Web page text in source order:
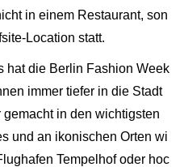
in einem Restaurant, son
Location statt.
hat die Berlin Fashion Week
immer tiefer in die Stadt
in den wichtigsten
und an ikonischen Orten wi
Tempelhof oder hoc